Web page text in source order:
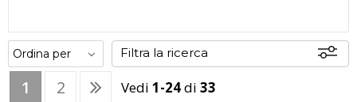
Filtra la ricerca
Offerte Disponibili
1 2 Vedi 1-24di 33